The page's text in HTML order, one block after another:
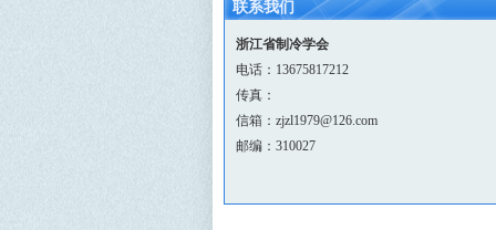
联系我们
浙江省制冷学会
电话：13675817212
传真：
信箱：zjzl1979@126.com
邮编：310027